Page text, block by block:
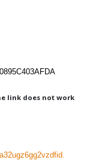
link does not work